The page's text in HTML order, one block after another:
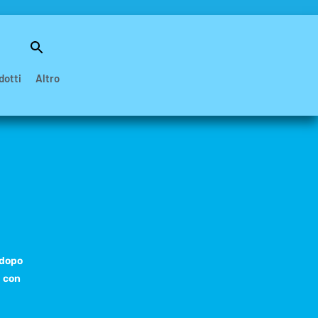
Altro
con